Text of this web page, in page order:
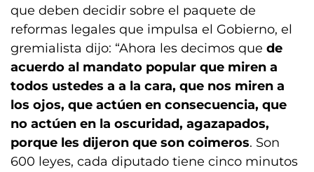
que deben decidir sobre el paquete de
reformas legales que impulsa el Gobierno, el
gremialista dijo: “Ahora les decimos que de
acuerdo al mandato popular que miren a
todos ustedes a a la cara, que nos miren a
los ojos, que actúen en consecuencia, que
no actúen en la oscuridad, agazapados,
porque les dijeron que son coimeros. Son
600 leyes, cada diputado tiene cinco minutos